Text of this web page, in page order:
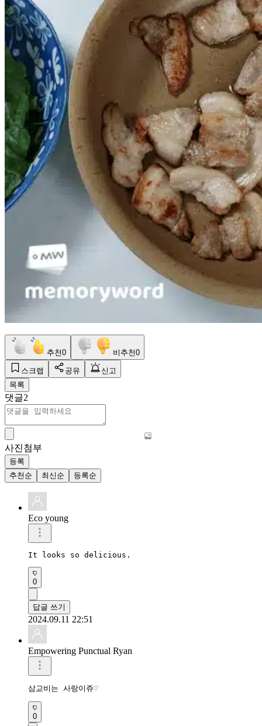
추천0 비추천0
스크랩 공유
신고
목록
댓글2
사진첨부
등록
추천순
최신순 등록순
Eco young
It looks so delicious.
0
답글 쓰기
2024.09.11 22:51
Empowering Punctual Ryan
삼교비는 사랑이쥬♡
0